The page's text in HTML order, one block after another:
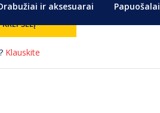
ir aksesuarai Papuošalai
Klauskite